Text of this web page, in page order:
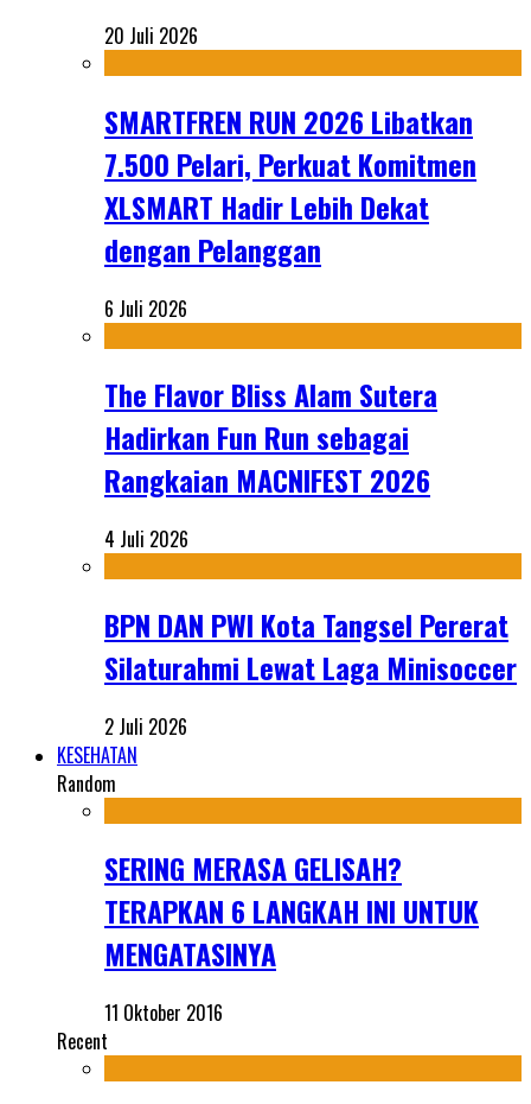
20 Juli 2026
SMARTFREN RUN 2026 Libatkan
7.500 Pelari, Perkuat Komitmen
XLSMART Hadir Lebih Dekat
dengan Pelanggan
6 Juli 2026
The Flavor Bliss Alam Sutera
Hadirkan Fun Run sebagai
Rangkaian MACNIFEST 2026
4 Juli 2026
BPN DAN PWI Kota Tangsel Pererat
Silaturahmi Lewat Laga Minisoccer
2 Juli 2026
KESEHATAN
Random
SERING MERASA GELISAH?
TERAPKAN 6 LANGKAH INI UNTUK
MENGATASINYA
11 Oktober 2016
Recent